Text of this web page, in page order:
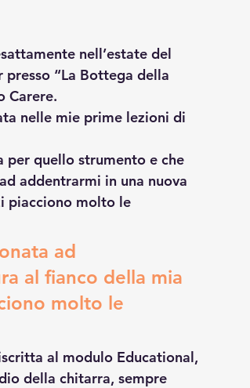
nell’estate del
“La Bottega della
Carere.
nelle mie prime lezioni di
per quello strumento e che
addentrarmi in una nuova
piacciono molto le
ad
al fianco della mia
molto le
al modulo Educational,
della chitarra, sempre